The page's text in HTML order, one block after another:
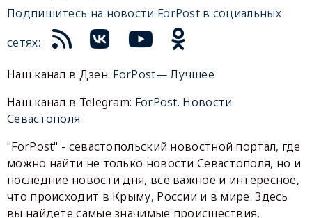
Подпишитесь на новости ForPost в социальных
сетях:
Наш канал в Дзен: ForPost— Лучшее
Наш канал в Telegram: ForPost. Новости
Севастополя
"ForPost" - севастопольский новостной портал, где
можно найти не только новости Севастополя, но и
последние новости дня, все важное и интересное,
что происходит в Крыму, России и в мире. Здесь
вы найдете самые значимые происшествия,